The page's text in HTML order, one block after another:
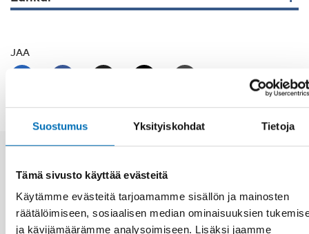
Suostumus Yksityiskohdat Tietoja
Tämä sivusto käyttää evästeitä
Käytämme evästeitä tarjoamamme sisällön ja mainosten
räätälöimiseen, sosiaalisen median ominaisuuksien
ja kävijämäärämme analysoimiseen. Lisäksi jaamme
JAA
Aiheeseen liittyviä uutisia